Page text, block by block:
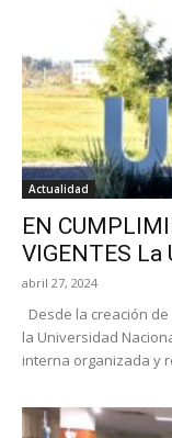
Actualidad
EN
VIGENTES La
abril 27, 2024
Desde la creación
la Universidad
interna organizada y